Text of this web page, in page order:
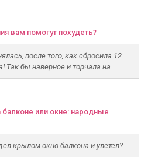
вам помогут похудеть?
после того, как сбросила 12
Так бы наверное и торчала на...
балконе или окне: народные
крылом окно балкона и улетел?